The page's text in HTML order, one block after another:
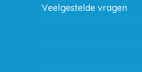
Veelgestelde vragen